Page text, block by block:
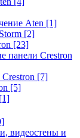
Aten [1]
[2]
[23]
панели Crestron
[7]
[5]
[1]
видеостены и